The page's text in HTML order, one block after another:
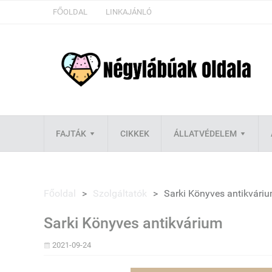
FŐOLDAL LINKAJÁNLÓ
FAJTÁK CIKKEK ÁLLATVÉDELEM
Főoldal > Szolgáltatók > Sarki Könyves
Sarki Könyves antikvárium
2021-09-24